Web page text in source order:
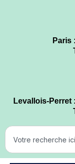
Paris
Levallois-Perret